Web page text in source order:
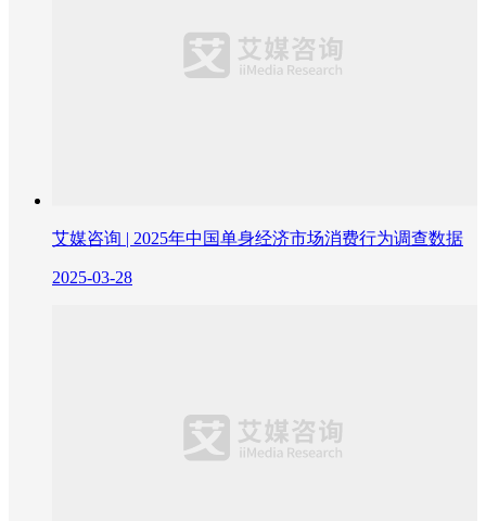
艾媒咨询 | 2025年中国单身经济市场消费行为调查数据
2025-03-28